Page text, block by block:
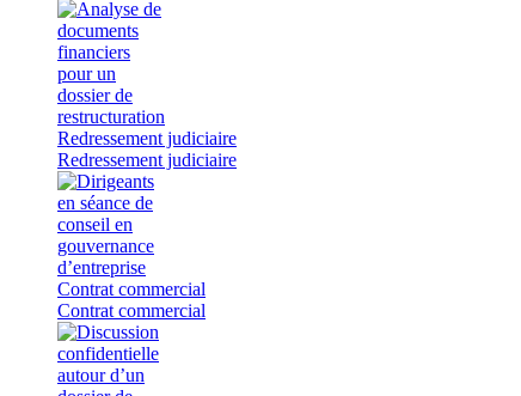
Redressement judiciaire
Redressement judiciaire
Contrat commercial
Contrat commercial